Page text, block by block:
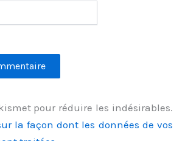
pour réduire les indésirables.
la façon dont les données de vos